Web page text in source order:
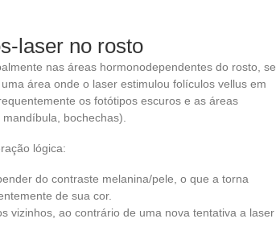
laser no rosto
nas áreas hormonodependentes do rosto, se
área onde o laser estimulou folículos vellus em
os fotótipos escuros e as áreas
bochechas).
lógica:
do contraste melanina/pele, o que a torna
de sua cor.
vizinhos, ao contrário de uma nova tentativa a laser